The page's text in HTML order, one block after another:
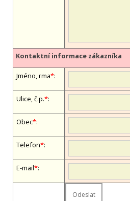
Kontaktní informace zákazníka
Jméno, firma*:
Ulice, č.p.*:
Obec*:
Telefon*:
E-mail*: